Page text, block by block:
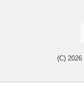
(C) 2026